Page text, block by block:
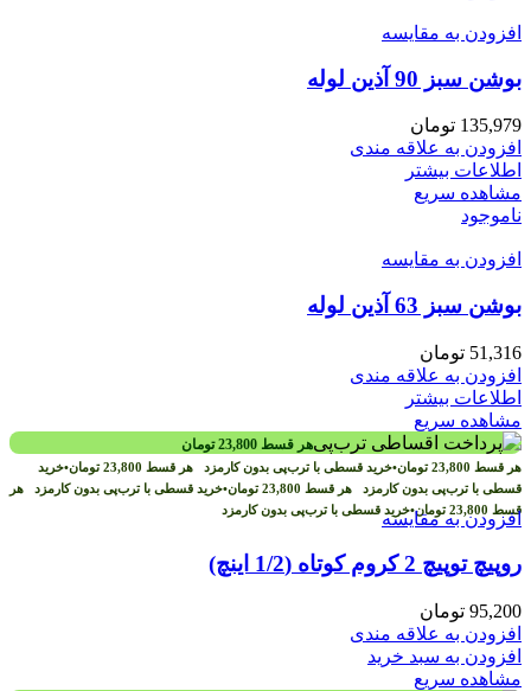
افزودن به مقایسه
بوشن سبز 90 آذین لوله
135,979 تومان
افزودن به علاقه مندی
اطلاعات بیشتر
مشاهده سریع
ناموجود
افزودن به مقایسه
بوشن سبز 63 آذین لوله
51,316 تومان
افزودن به علاقه مندی
اطلاعات بیشتر
مشاهده سریع
هر قسط 23,800 تومان
هر قسط 23,800 تومان•خرید قسطی با ترب‌پی بدون کارمزد هر قسط 23,800 تومان•خرید
قسطی با ترب‌پی بدون کارمزد هر قسط 23,800 تومان•خرید قسطی با ترب‌پی بدون کارمزد هر
قسط 23,800 تومان•خرید قسطی با ترب‌پی بدون کارمزدافزودن به مقایسه
روپیچ توپیچ 2 کروم کوتاه (1/2 اینچ)
95,200 تومان
افزودن به علاقه مندی
افزودن به سبد خرید
مشاهده سریع